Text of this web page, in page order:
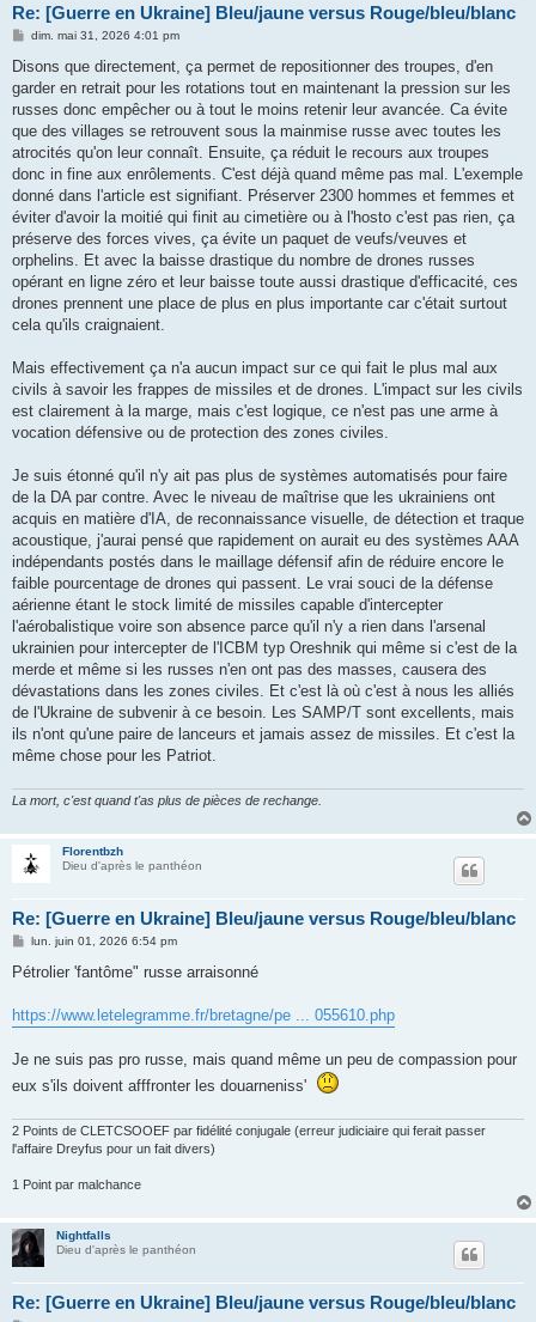
Re: [Guerre en Ukraine] Bleu/jaune versus Rouge/bleu/blanc
M
s
a
g
dim. mai 31, 2026 4:01 pm
Disons que directement, ça permet de repositionner des troupes, d'en
garder en retrait pour les rotations tout en maintenant la pression sur les
russes donc empêcher ou à tout le moins retenir leur avancée. Ca évite
que des villages se retrouvent sous la mainmise russe avec toutes les
atrocités qu'on leur connaît. Ensuite, ça réduit le recours aux troupes
donc in fine aux enrôlements. C'est déjà quand même pas mal. L'exemple
donné dans l'article est signifiant. Préserver 2300 hommes et femmes et
éviter d'avoir la moitié qui finit au cimetière ou à l'hosto c'est pas rien, ça
préserve des forces vives, ça évite un paquet de veufs/veuves et
orphelins. Et avec la baisse drastique du nombre de drones russes
opérant en ligne zéro et leur baisse toute aussi drastique d'efficacité, ces
drones prennent une place de plus en plus importante car c'était surtout
cela qu'ils craignaient.
Mais effectivement ça n'a aucun impact sur ce qui fait le plus mal aux
civils à savoir les frappes de missiles et de drones. L'impact sur les civils
est clairement à la marge, mais c'est logique, ce n'est pas une arme à
vocation défensive ou de protection des zones civiles.
Je suis étonné qu'il n'y ait pas plus de systèmes automatisés pour faire
de la DA par contre. Avec le niveau de maîtrise que les ukrainiens ont
acquis en matière d'IA, de reconnaissance visuelle, de détection et traque
acoustique, j'aurai pensé que rapidement on aurait eu des systèmes AAA
indépendants postés dans le maillage défensif afin de réduire encore le
faible pourcentage de drones qui passent. Le vrai souci de la défense
aérienne étant le stock limité de missiles capable d'intercepter
l'aérobalistique voire son absence parce qu'il n'y a rien dans l'arsenal
ukrainien pour intercepter de l'ICBM typ Oreshnik qui même si c'est de la
merde et même si les russes n'en ont pas des masses, causera des
dévastations dans les zones civiles. Et c'est là où c'est à nous les alliés
de l'Ukraine de subvenir à ce besoin. Les SAMP/T sont excellents, mais
ils n'ont qu'une paire de lanceurs et jamais assez de missiles. Et c'est la
même chose pour les Patriot.
La mort, c'est quand t'as plus de pièces de rechange.
Florentbzh
Dieu d'après le panthéon
Re: [Guerre en Ukraine] Bleu/jaune versus Rouge/bleu/blanc
M
s
g
e
lun. juin 01, 2026 6:54 pm
Pétrolier 'fantôme" russe arraisonné
https://www.letelegramme.fr/bretagne/pe ... 055610.php
Je ne suis pas pro russe, mais quand même un peu de compassion pour
eux s'ils doivent afffronter les douarneniss'
2 Points de CLETCSOOEF par fidélité conjugale (erreur judiciaire qui ferait passer
l'affaire Dreyfus pour un fait divers)
1 Point par malchance
Nightfalls
Dieu d'après le panthéon
Re: [Guerre en Ukraine] Bleu/jaune versus Rouge/bleu/blanc